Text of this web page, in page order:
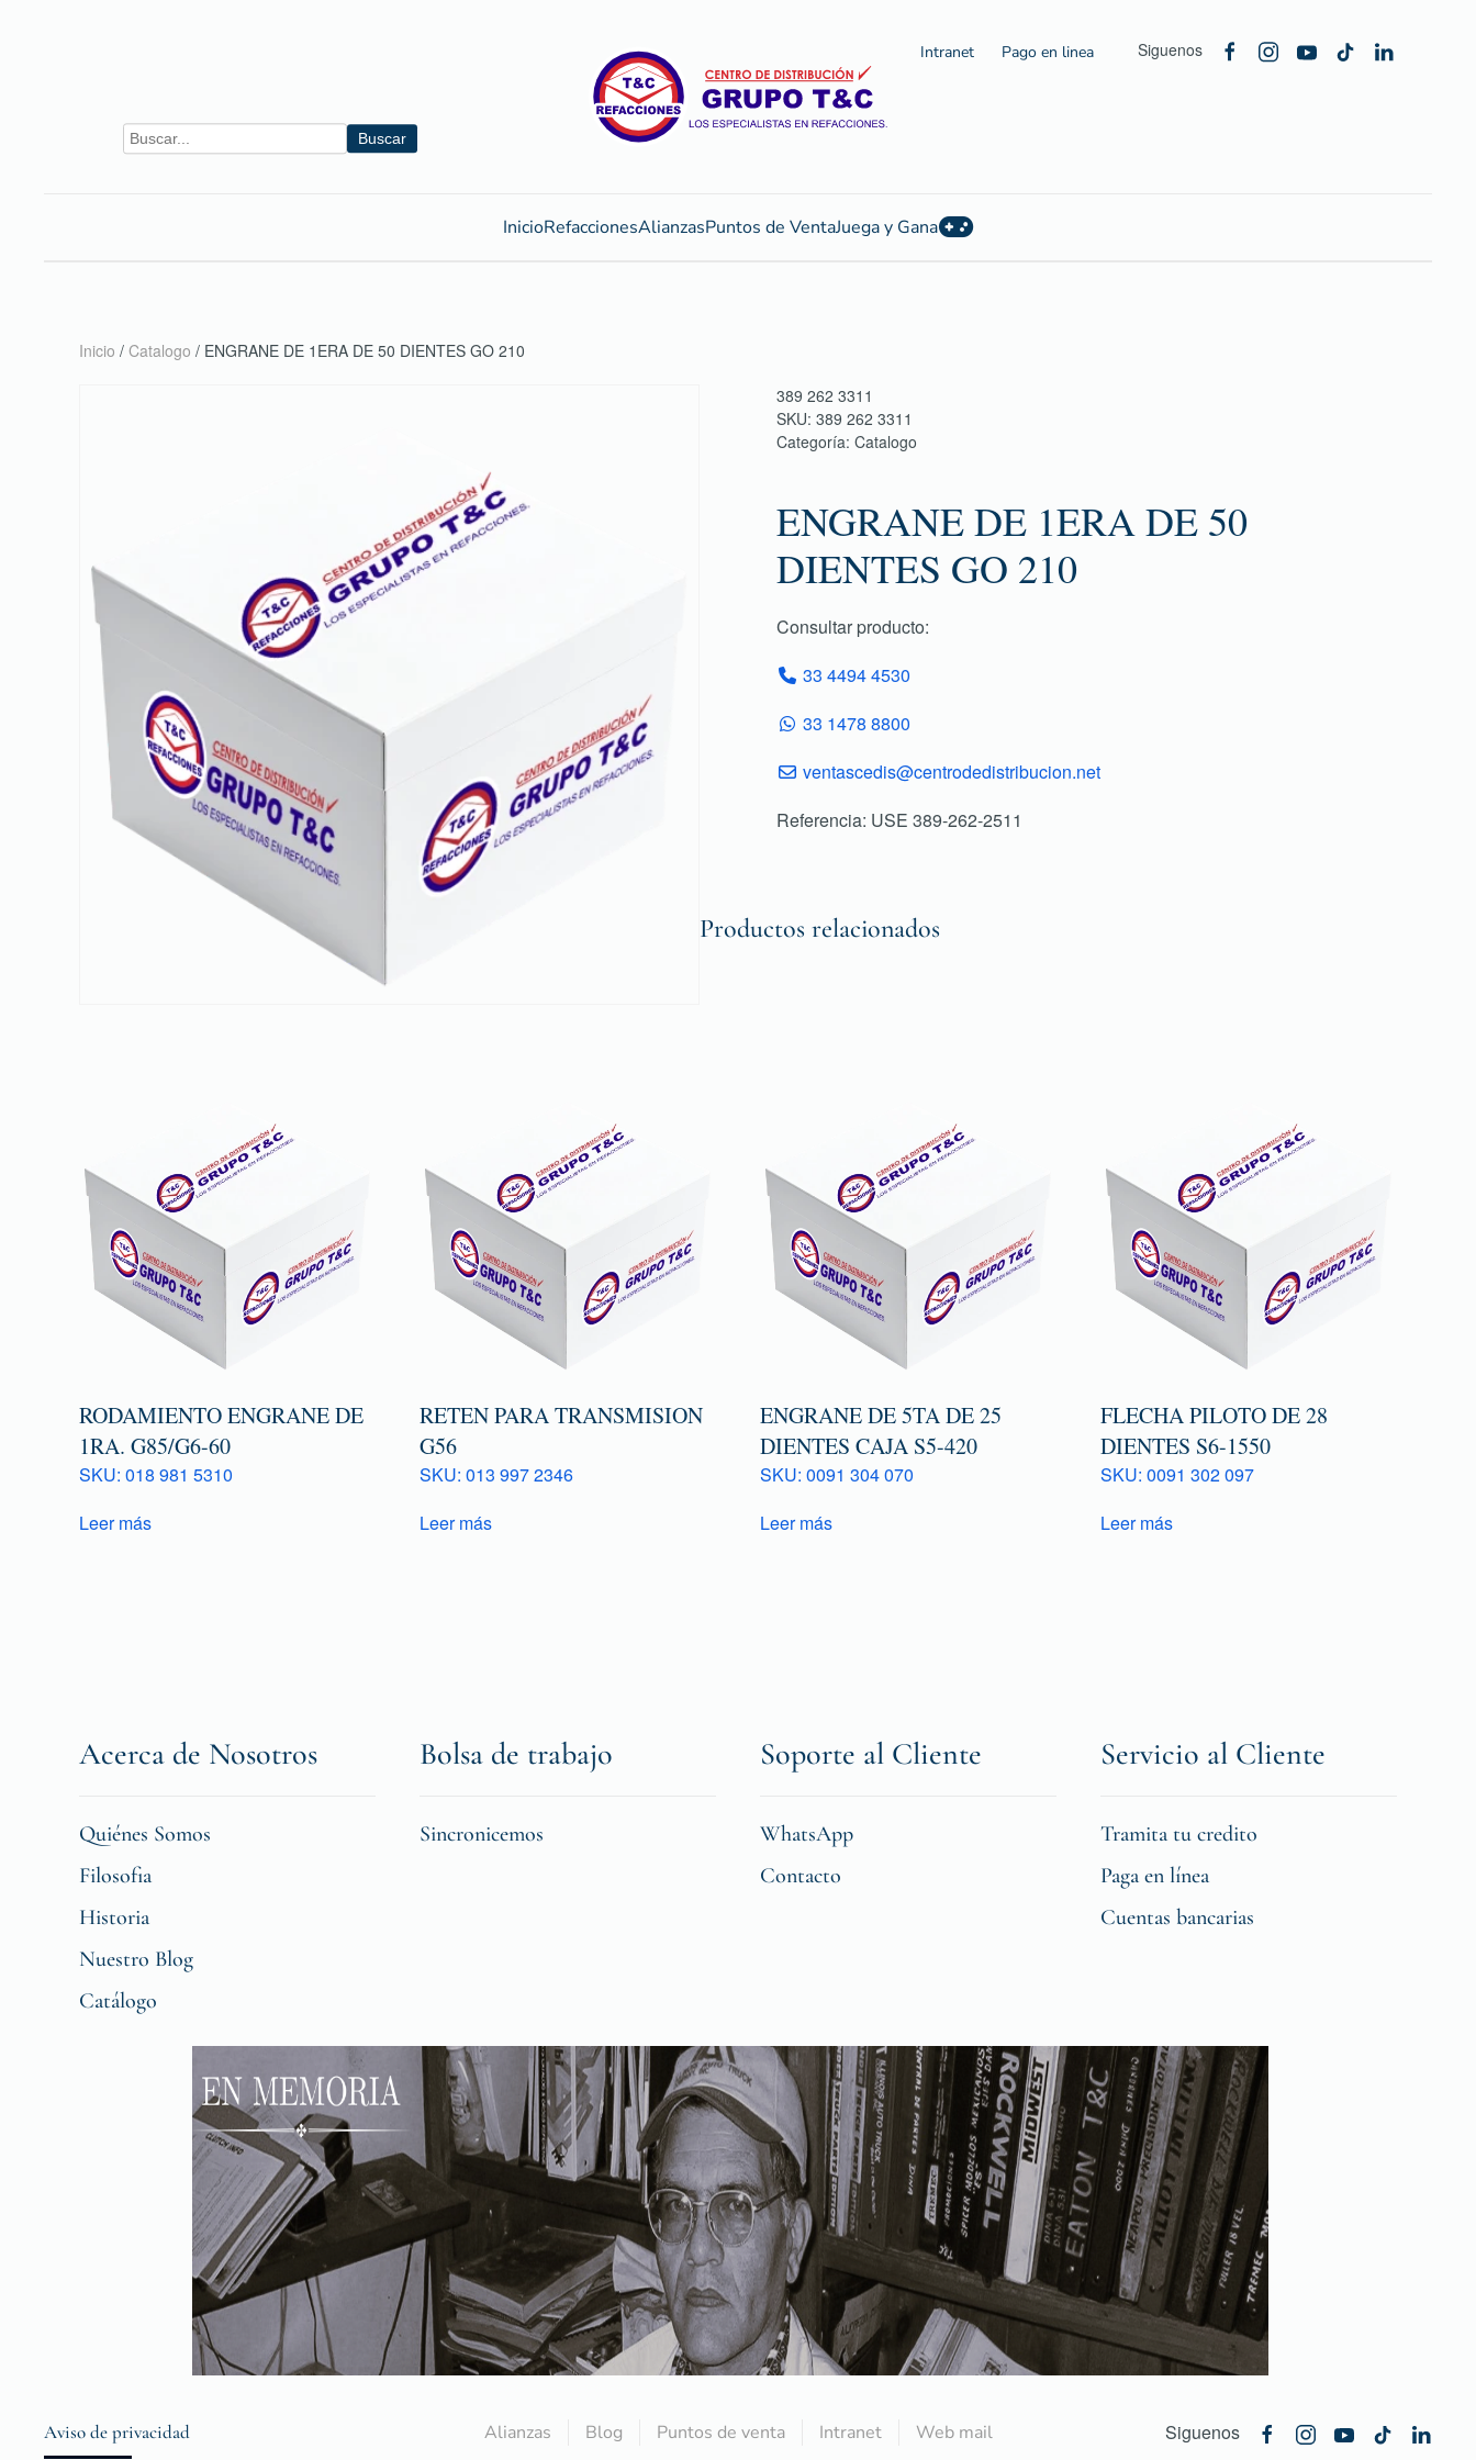
Buscar
Intranet Pago en linea Siguenos
InicioRefaccionesAlianzasPuntos de VentaJuega y Gana
Inicio / Catalogo / ENGRANE DE 1ERA DE 50 DIENTES GO 210
389 262 3311
SKU: 389 262 3311
Categoría: Catalogo
ENGRANE DE 1ERA DE 50
DIENTES GO 210
Consultar producto:
33 4494 4530
33 1478 8800
ventascedis@centrodedistribucion.net
Referencia: USE 389-262-2511
Productos relacionados
RODAMIENTO ENGRANE DE
1RA. G85/G6-60
SKU: 018 981 5310
Leer más
RETEN PARA TRANSMISION
G56
SKU: 013 997 2346
Leer más
ENGRANE DE 5TA DE 25
DIENTES CAJA S5-420
SKU: 0091 304 070
Leer más
FLECHA PILOTO DE 28
DIENTES S6-1550
SKU: 0091 302 097
Leer más
Acerca de Nosotros
Quiénes Somos
Filosofia
Historia
Nuestro Blog
Catálogo
Bolsa de trabajo
Sincronicemos
Soporte al Cliente
WhatsApp
Contacto
Servicio al Cliente
Tramita tu credito
Paga en línea
Cuentas bancarias
Aviso de privacidad Alianzas Blog Puntos de venta Intranet Web mail Siguenos